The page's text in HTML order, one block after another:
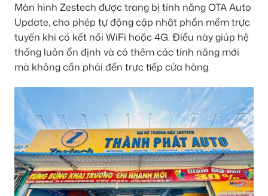
Màn hình Zestech được trang bị tính năng OTA Auto
Update, cho phép tự động cập nhật phần mềm trực
tuyến khi có kết nối WiFi hoặc 4G. Điều này giúp hệ
thống luôn ổn định và có thêm các tính năng mới
mà không cần phải đến trực tiếp cửa hàng.